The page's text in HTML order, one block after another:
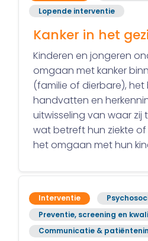
Lopende interventie
Kanker in het
Kinderen en jongeren
omgaan met kanker
(familie of dierbare),
handvatten en
uitwisseling van waar
wat betreft hun ziekte
het omgaan met hun
Interventie
Preventie, screening en
Communicatie &